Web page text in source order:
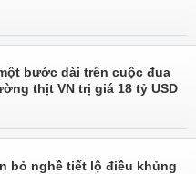
bước dài trên cuộc đua
thịt VN trị giá 18 tỷ USD
bỏ nghề tiết lộ điều khủng